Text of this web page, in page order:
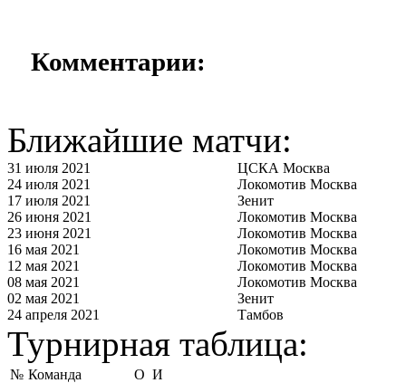
Комментарии:
Ближайшие матчи:
31 июля 2021
ЦСКА Москва
24 июля 2021
Локомотив Москва
17 июля 2021
Зенит
26 июня 2021
Локомотив Москва
23 июня 2021
Локомотив Москва
16 мая 2021
Локомотив Москва
12 мая 2021
Локомотив Москва
08 мая 2021
Локомотив Москва
02 мая 2021
Зенит
24 апреля 2021
Тамбов
Турнирная таблица:
№ Команда О И